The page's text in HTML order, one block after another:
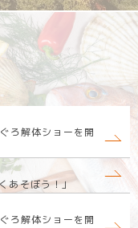
ろ解体ショーを開
あそぼう！」
ろ解体ショーを開